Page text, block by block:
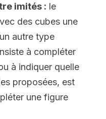
imités : le
des cubes une
autre type
à compléter
à indiquer quelle
proposées, est
une figure